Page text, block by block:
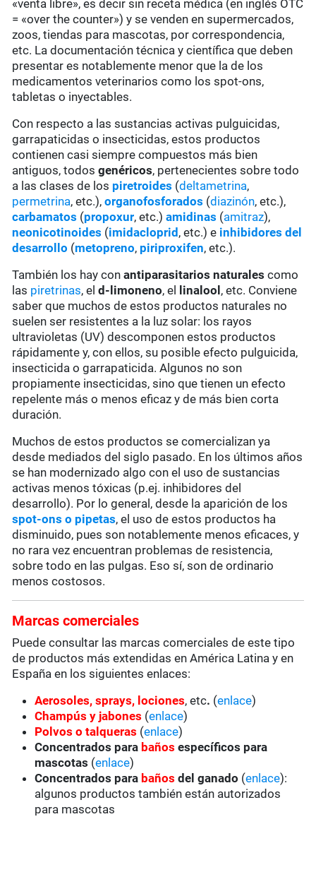
«venta libre», es decir sin receta médica (en inglés OTC
= «over the counter») y se venden en supermercados,
zoos, tiendas para mascotas, por correspondencia,
etc. La documentación técnica y científica que deben
presentar es notablemente menor que la de los
medicamentos veterinarios como los spot-ons,
tabletas o inyectables.
Con respecto a las sustancias activas pulguicidas,
garrapaticidas o insecticidas, estos productos
contienen casi siempre compuestos más bien
antiguos, todosgenéricos, pertenecientes sobre todo
a las clases de los piretroides (deltametrina,
permetrina, etc.),organofosforados (diazinón, etc.),
carbamatos (propoxur, etc.)amidinas (amitraz),
neonicotinoides (imidacloprid , etc.) e inhibidores del
desarrollo (metopreno, piriproxifen, etc.).
También los hay conantiparasitarios naturales como
las piretrinas, eld-limoneno, el linalool , etc. Conviene
saber que muchos de estos productos naturales no
suelen ser resistentes a la luz solar: los rayos
ultravioletas (UV) descomponen estos productos
rápidamente y, con ellos, su posible efecto pulguicida,
insecticida o garrapaticida. Algunos no son
propiamente insecticidas, sino que tienen un efecto
repelente más o menos eficaz y de más bien corta
duración.
Muchos de estos productos se comercializan ya
desde mediados del siglo pasado. En los últimos años
se han modernizado algo con el uso de sustancias
activas menos tóxicas (p.ej. inhibidores del
desarrollo). Por lo general, desde la aparición de los
spot-ons o pipetas, el uso de estos productos ha
disminuido, pues son notablemente menos eficaces, y
no rara vez encuentran problemas de resistencia,
sobre todo en las pulgas. Eso sí, son de ordinario
menos costosos.
Marcas comerciales
Puede consultar las marcas comerciales de este tipo
de productos más extendidas en América Latina y en
España en los siguientes enlaces:
Aerosoles, sprays, lociones, etc. (enlace)
Champús y jabones (enlace)
Polvos o talqueras (enlace)
Concentrados para baños específicos para
mascotas (enlace)
Concentrados para baños del ganado (enlace):
algunos productos también están autorizados
para mascotas